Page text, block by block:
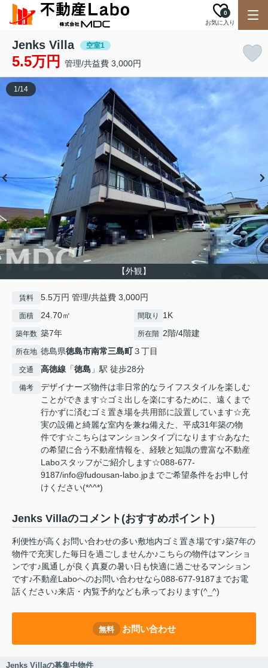
お気に入り
0
Jenks Villa 空室1
5.5万円 管理/共益費 3,000円
【外観】
1/14
賃料 5.5万円 管理/共益費 3,000円
面積 24.70㎡ 間取り 1K
築年数 築7年 所在階 2階/4階建
所在地 徳島県徳島市南常三島町３丁目
交通 高徳線 「徳島 」駅 徒歩28分
備考
デザイナーズ物件は非日常的なライフスタイルを楽しむ
ことができます☆ゴミ出しを楽にするために、遠くまで
行かずに済むゴミ置き場を共用部に設置しています☆充
実の設備と綺麗な室内を兼ね備えた、平成31年築の物
件です☆こちらはマンションタイプになります☆あなた
の希望に合う不動産情報を、経験と知識の豊富な不動産
Laboスタッフがご紹介します☆088-677-
9187/info@fudousan-labo.jpまでご希望条件をお申し付
けください(*^^*)
Jenks Villaのコメント(おすすめポイント)
利便性が高くお問い合わせの多い敷地内ゴミ置き場です♪築7年の
物件で充実した毎日を過ごしませんか♪こちらの物件はマンショ
ンです♪風通しが良く真夏の暑い日も快適に過ごせるマンション
です♪不動産Laboへのお問い合わせなら088-677-9187までお電
話ください♪来店・内覧予約なども承っております(^_^)
無料 お問い合わせ
Jenks Villaの募集中物件